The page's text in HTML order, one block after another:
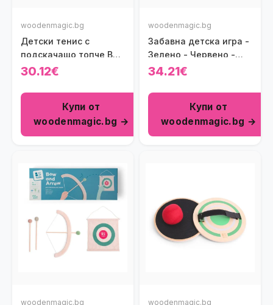
woodenmagic.bg
Детски тенис с
подскачащо топче BS
Toys
30.12€
Купи от
woodenmagic.bg →
woodenmagic.bg
Забавна детска игра -
Зелено - Червено -
Стоп
34.21€
Купи от
woodenmagic.bg →
woodenmagic.bg woodenmagic.bg